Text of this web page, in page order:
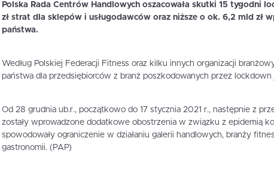
Polska Rada Centrów Handlowych oszacowała skutki 15 tygodni
zł strat dla sklepów i usługodawców oraz niższe o ok. 6,2 mld zł
państwa.
Według Polskiej Federacji Fitness oraz kilku innych organizacji
państwa dla przedsiębiorców z branż poszkodowanych przez lockdown
Od 28 grudnia ub.r., początkowo do 17 stycznia 2021 r., następnie z
zostały wprowadzone dodatkowe obostrzenia w związku z epidemią
spowodowały ograniczenie w działaniu galerii handlowych, branży
gastronomii. (PAP)